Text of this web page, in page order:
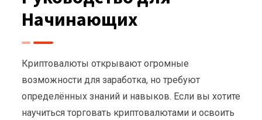
Начинающих
Криптовалюты открывают огромные
возможности для заработка, но требуют
определённых знаний и навыков. Если вы хотите
научиться торговать криптовалютами и освоить